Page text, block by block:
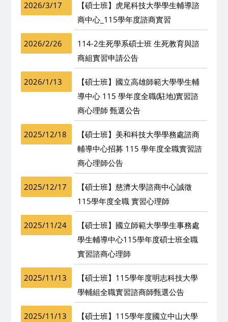
2026/3/17
【碩士班】虎尾科技大學學生輔導諮
商中心_115學年度諮商實習
2026/2/26
114-2生死學系碩士班 生死教育與諮
商組實習申請公告
2026/1/13
【碩士班】國立高雄師範大學學生輔
導中心 115 學年度全職(駐地)實習諮
商心理師 甄選公告
2025/12/18
【碩士班】美和科技大學學務處諮商
輔導中心招募 115 學年度全職實習諮
商心理師公告
2025/12/17
【碩士班】慈濟大學諮商中心誠徵
115學年度全職 實習心理師
2025/11/24
【碩士班】國立師範大學學生事務處
學生輔導中心115學年度碩士班全職
實習諮商心理師
2025/11/13
【碩士班】115學年度明志科技大學
學輔組全職實習諮商師甄選公告
2025/11/13
【碩士班】115學年度國立中山大學